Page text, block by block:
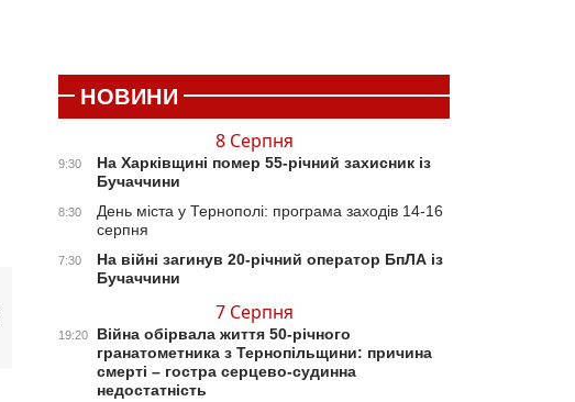
НОВИНИ
8 Серпня
9:30
На Харківщині помер 55-річний захисник із
Бучаччини
8:30
День міста у Тернополі: програма заходів 14-16
серпня
7:30
На війні загинув 20-річний оператор БпЛА із
Бучаччини
7 Серпня
19:20
Війна обірвала життя 50-річного
гранатометника з Тернопільщини: причина
смерті – гостра серцево-судинна
недостатність